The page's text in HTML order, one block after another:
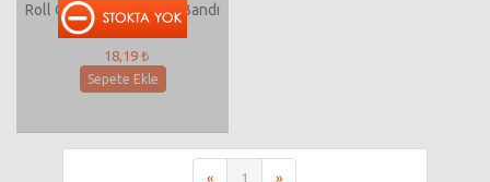
Roll Optik Kapatıcı Göz Bandı
20 Adet
18,19 ₺
Sepete Ekle
« 1 »